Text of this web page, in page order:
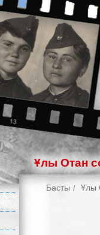
Ұлы Отан
Басты Ұлы